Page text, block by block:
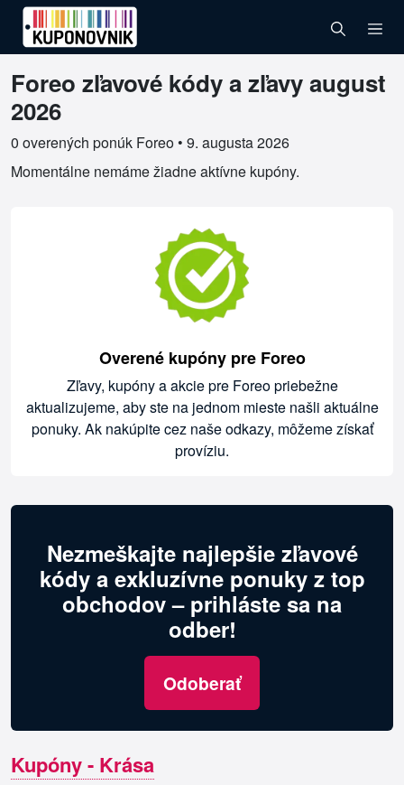
Foreo zľavové kódy a zľavy august
2026
0 overených ponúk Foreo • 9. augusta 2026
Overené kupóny pre Foreo
Momentálne nemáme žiadne aktívne kupóny.
Overené kupóny pre Foreo
Zľavy, kupóny a akcie pre Foreo priebežne
aktualizujeme, aby ste na jednom mieste našli aktuálne
ponuky. Ak nakúpite cez naše odkazy, môžeme získať
províziu.
Nezmeškajte najlepšie zľavové
kódy a exkluzívne ponuky z top
obchodov – prihláste sa na
odber!
Odoberať
Kupóny - Krása